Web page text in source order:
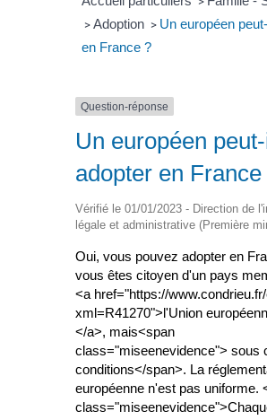
> Adoption > Un européen
en France ?
Question-réponse
Un européen
adopter en France
Vérifié le 01/01/2023 - Direction de
légale et administrative (Première
Oui, vous pouvez adopter en
vous êtes citoyen d'un pays
<a href="https://
xml=R41270">l'Union
</a>, mais<span
class="miseenevidence"> sous
conditions</span>. La
européenne n'est pas uniforme.